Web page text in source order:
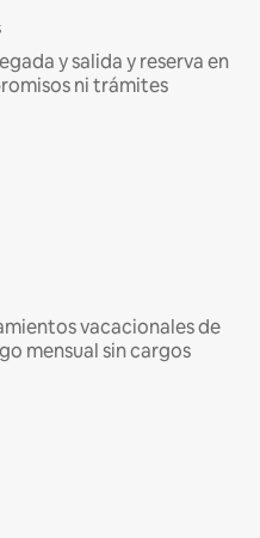
y salida y reserva en
ni trámites
vacacionales de
mensual sin cargos